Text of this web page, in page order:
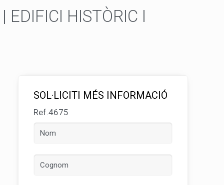
EDIFICI HISTÒRIC I
SOL·LICITI MÉS INFORMACIÓ
Ref.4675